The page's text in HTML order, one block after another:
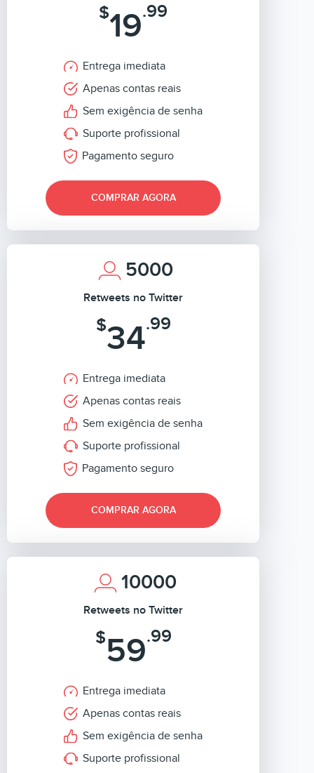
$19.99
Entrega imediata
Apenas contas reais
Sem exigência de senha
Suporte profissional
Pagamento seguro
COMPRAR AGORA
5000
Retweets no Twitter
$34.99
Entrega imediata
Apenas contas reais
Sem exigência de senha
Suporte profissional
Pagamento seguro
COMPRAR AGORA
10000
Retweets no Twitter
$59.99
Entrega imediata
Apenas contas reais
Sem exigência de senha
Suporte profissional